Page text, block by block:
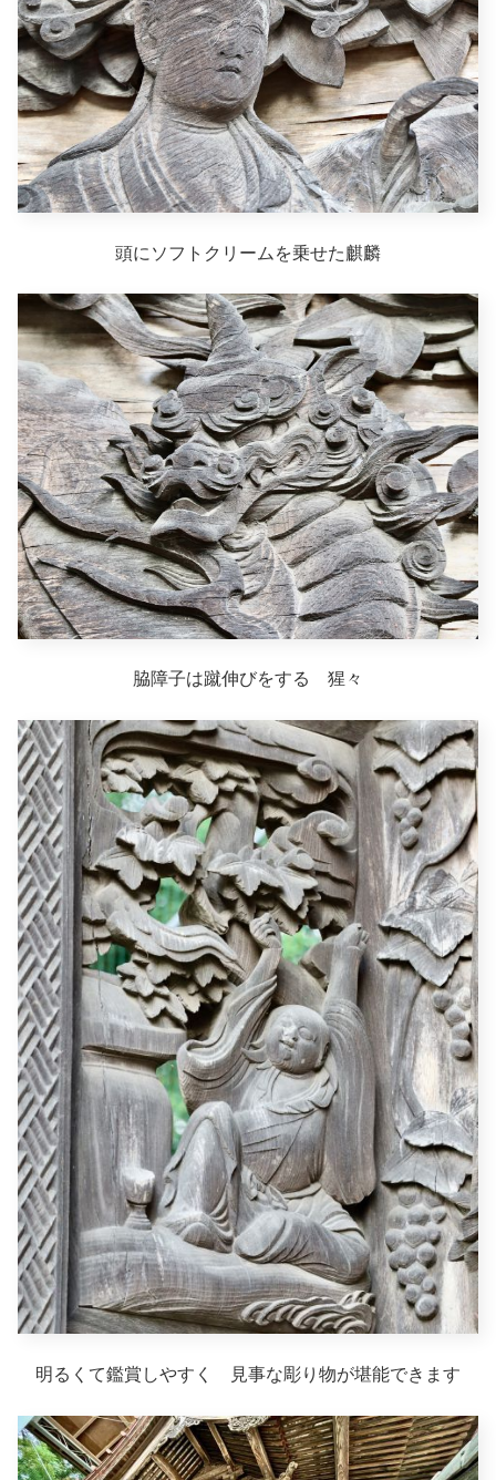
頭にソフトクリームを乗せた麒麟
脇障子は蹴伸びをする 猩々
明るくて鑑賞しやすく 見事な彫り物が堪能できます